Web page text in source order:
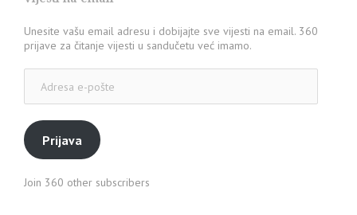
Unesite vašu email adresu i dobijajte sve vijesti na email. 360
prijave za čitanje vijesti u sandučetu već imamo.
pošte
Prijava
Join 360 other subscribers